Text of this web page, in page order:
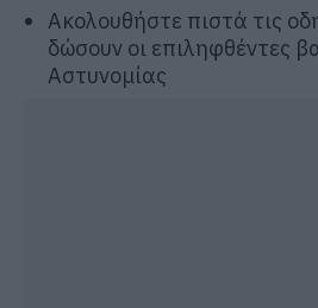
Ακολουθήστε πιστά τις
δώσουν οι επιληφθέντες
Αστυνομίας